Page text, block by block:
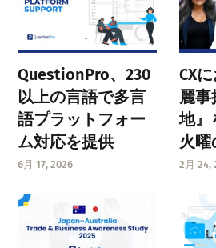
QuestionPro、230
以上の言語で多言
語プラットフォー
ム対応を提供
6月 17, 2026
CX
麗
地
火曜
2月 24,